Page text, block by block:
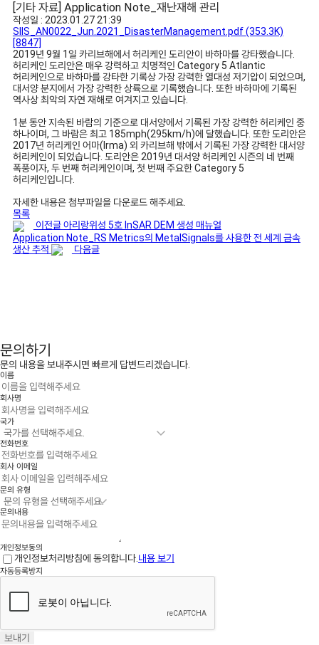
[기타 자료] Application Note_재난재해 관리
작성일 : 2023.01.27 21:39
SIIS_AN0022_Jun.2021_DisasterManagement.pdf(353.3K)
[8847]
2019년 9월 1일 카리브해에서 허리케인 도리안이 바하마를 강타했습니다.
허리케인 도리안은 매우 강력하고 치명적인 Category 5 Atlantic
허리케인으로 바하마를 강타한 기록상 가장 강력한 열대성 저기압이 되었으며,
대서양 분지에서 가장 강력한 상륙으로 기록했습니다. 또한 바하마에 기록된
역사상 최악의 자연 재해로 여겨지고 있습니다.
1분 동안 지속된 바람의 기준으로 대서양에서 기록된 가장 강력한 허리케인 중
하나이며, 그 바람은 최고 185mph(295km/h)에 달했습니다. 또한 도리안은
2017년 허리케인 어마(Irma) 외 카리브해 밖에서 기록된 가장 강력한 대서양
허리케인이 되었습니다. 도리안은 2019년 대서양 허리케인 시즌의 네 번째
폭풍이자, 두 번째 허리케인이며, 첫 번째 주요한 Category 5
허리케인입니다.
자세한 내용은 첨부파일을 다운로드 해주세요.
목록
이전글아리랑위성 5호 InSAR DEM 생성 매뉴얼
Application Note_RS Metrics의 MetalSignals를 사용한 전 세계 금속
생산 추적
다음글
문의하기
문의 내용을 보내주시면 빠르게 답변드리겠습니다.
이름
회사명
국가
전화번호
회사 이메일
문의 유형
문의내용
개인정보동의
개인정보처리방침에 동의합니다. 내용 보기
자동등록방지
보내기